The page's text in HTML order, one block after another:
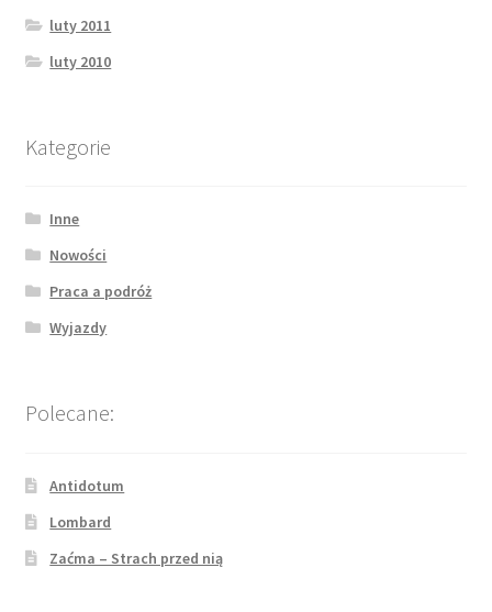
luty 2011
luty 2010
Kategorie
Inne
Nowości
Praca a podróż
Wyjazdy
Polecane:
Antidotum
Lombard
Zaćma – Strach przed nią